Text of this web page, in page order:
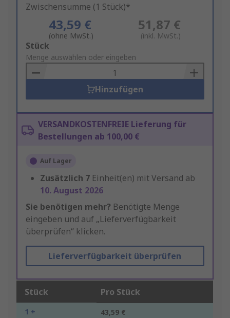
Zwischensumme (1 Stück)*
43,59 €
(ohne MwSt.)
51,87 €
(inkl. MwSt.)
Add
to
Basket
Stück
Menge auswählen oder eingeben
Hinzufügen
VERSANDKOSTENFREIE Lieferung für
Bestellungen ab 100,00 €
Auf Lager
Zusätzlich 7 Einheit(en) mit Versand ab
10. August 2026
Sie benötigen mehr? Benötigte Menge
eingeben und auf „Lieferverfügbarkeit
überprüfen“ klicken.
Lieferverfügbarkeit überprüfen
Stück Pro Stück
1 + 43,59 €